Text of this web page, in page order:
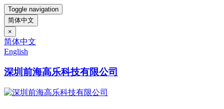
Toggle navigation
简体中文
×
简体中文
English
深圳前海高乐科技有限公司